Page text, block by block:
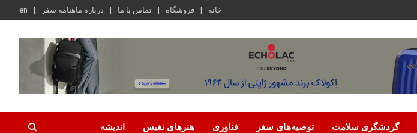
خانه فروشگاه تماس با ما درباره ماهنامه سفر en
گردشگری سلامت توصیه‌های سفر فناوری هنرهای نفیس اندیشه